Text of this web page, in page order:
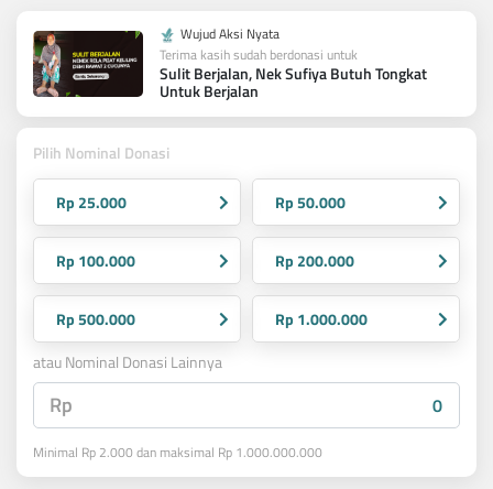
Wujud Aksi Nyata
Terima kasih sudah berdonasi untuk
Sulit Berjalan, Nek Sufiya Butuh Tongkat
Untuk Berjalan
Pilih Nominal Donasi
Rp 25.000 Rp 50.000
Rp 100.000 Rp 200.000
Rp 500.000
Rp 1.000.000
atau Nominal Donasi Lainnya
Rp
Minimal Rp 2.000 dan maksimal Rp 1.000.000.000